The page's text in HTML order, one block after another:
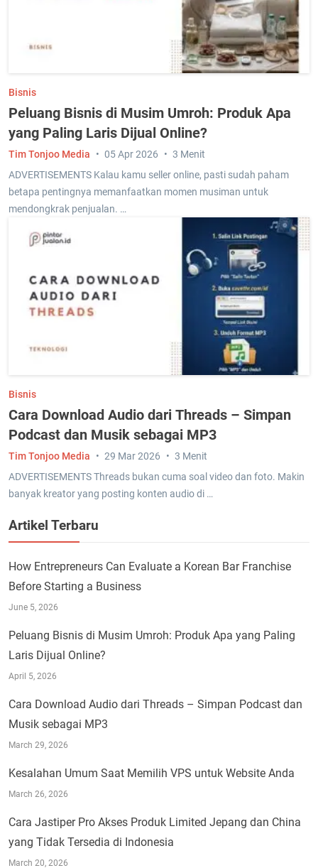
Bisnis
Peluang Bisnis di Musim Umroh: Produk Apa
yang Paling Laris Dijual Online?
ADVERTISEMENTS Kalau kamu seller online, pasti sudah paham
betapa pentingnya memanfaatkan momen musiman untuk
mendongkrak penjualan. …
Tim Tonjoo Media 05 Apr 2026 3 Menit
Bisnis
Cara Download Audio dari Threads – Simpan
Podcast dan Musik sebagai MP3
ADVERTISEMENTS Threads bukan cuma soal video dan foto. Makin
banyak kreator yang posting konten audio di …
Tim Tonjoo Media 29 Mar 2026 3 Menit
Artikel Terbaru
How Entrepreneurs Can Evaluate a Korean Bar Franchise
Before Starting a Business
June 5, 2026
Peluang Bisnis di Musim Umroh: Produk Apa yang Paling
Laris Dijual Online?
April 5, 2026
Cara Download Audio dari Threads – Simpan Podcast dan
Musik sebagai MP3
March 29, 2026
Kesalahan Umum Saat Memilih VPS untuk Website Anda
March 26, 2026
Cara Jastiper Pro Akses Produk Limited Jepang dan China
yang Tidak Tersedia di Indonesia
March 20, 2026